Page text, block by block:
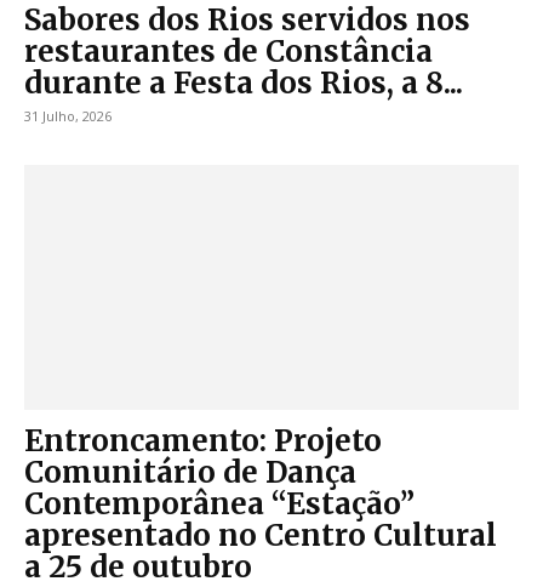
Sabores dos Rios servidos nos
restaurantes de Constância
durante a Festa dos Rios, a 8...
31 Julho, 2026
Entroncamento: Projeto
Comunitário de Dança
Contemporânea “Estação”
apresentado no Centro Cultural
a 25 de outubro